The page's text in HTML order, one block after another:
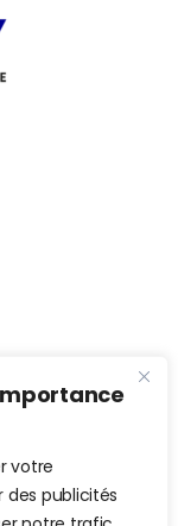
votre
des publicités